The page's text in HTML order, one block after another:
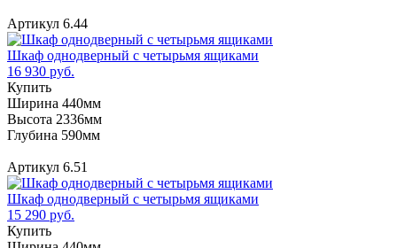
Артикул 6.44
Шкаф однодверный с четырьмя ящиками
16 930 руб.
Купить
Ширина 440мм
Высота 2336мм
Глубина 590мм
Артикул 6.51
Шкаф однодверный с четырьмя ящиками
15 290 руб.
Купить